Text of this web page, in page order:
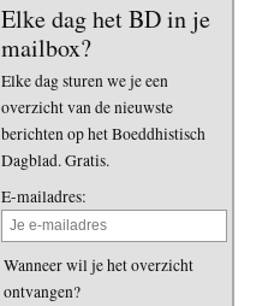
Elke dag het BD in je
mailbox?
Elke dag sturen we je een
overzicht van de nieuwste
berichten op het Boeddhistisch
Dagblad. Gratis.
E-mailadres:
Wanneer wil je het overzicht
ontvangen?